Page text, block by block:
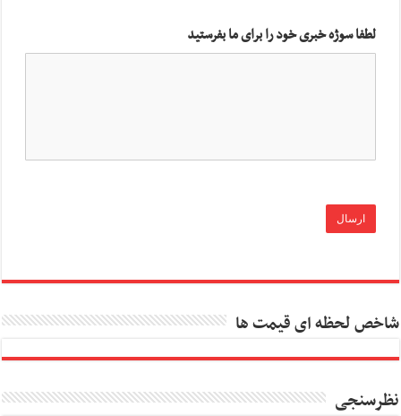
لطفا سوژه خبری خود را برای ما بفرستید
شاخص لحظه ای قیمت ها
نظرسنجی